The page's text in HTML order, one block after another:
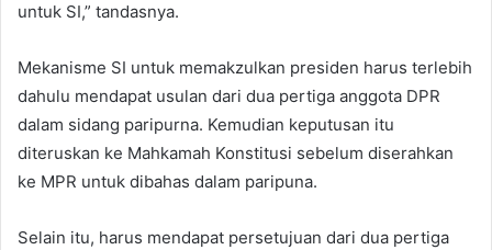
untuk SI,” tandasnya.
Mekanisme SI untuk memakzulkan presiden harus terlebih
dahulu mendapat usulan dari dua pertiga anggota DPR
dalam sidang paripurna. Kemudian keputusan itu
diteruskan ke Mahkamah Konstitusi sebelum diserahkan
ke MPR untuk dibahas dalam paripuna.
Selain itu, harus mendapat persetujuan dari dua pertiga